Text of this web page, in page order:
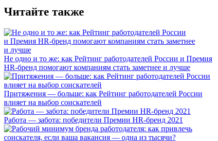
Читайте также
Не одно и то же: как Рейтинг работодателей России и Премия
HR-бренд помогают компаниям стать заметнее и лучше
Притяжения — больше: как Рейтинг работодателей России
влияет на выбор соискателей
Работа — забота: победители Премии HR-бренд 2021